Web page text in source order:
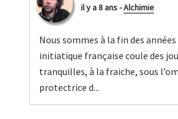
il y a 8 ans-Alchimie
Nous sommes à la fin des
initiatique française coule des
tranquilles, à la fraiche, sous
protectrice d...